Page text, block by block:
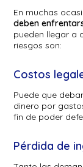
En muchas
deben
pueden llegar a
riesgos son:
Costos
Puede que
dinero por
fin de poder
Pérdida de